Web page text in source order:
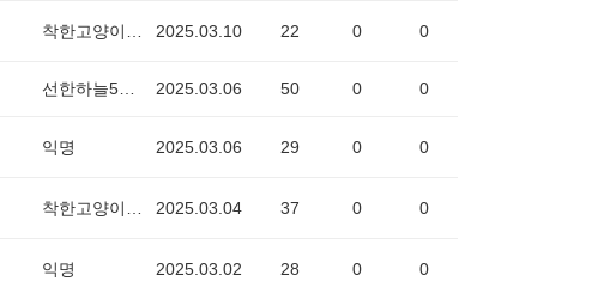
2025.03.10 22 0 0
2025.03.06 50 0 0
익명 2025.03.06 29 0 0
2025.03.04 37 0 0
익명 2025.03.02 28 0 0